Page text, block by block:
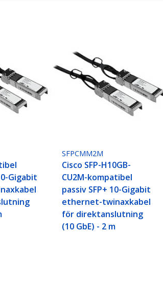
Gigabit
SFPCMM2M
Cisco SFP-H10GB-
CU2M-kompatibel
passiv SFP+ 10-Gigabit
ethernet-twinaxkabel
för direktanslutning
(10 GbE) - 2 m